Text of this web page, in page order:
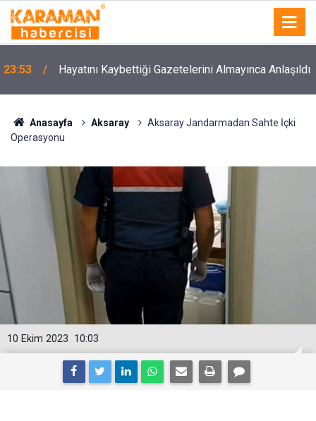
23:53 Hayatını Kaybettiği Gazetelerini Almayınca Anlaşıldı
Anasayfa Aksaray
Aksaray Jandarmadan Sahte İçki
Operasyonu
10:03
10 Ekim 2023